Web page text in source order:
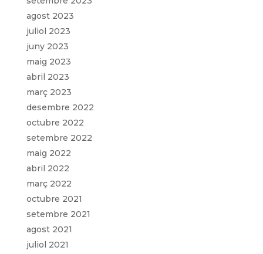
agost 2023
juliol 2023
juny 2023
maig 2023
abril 2023
març 2023
desembre 2022
octubre 2022
setembre 2022
maig 2022
abril 2022
març 2022
octubre 2021
setembre 2021
agost 2021
juliol 2021